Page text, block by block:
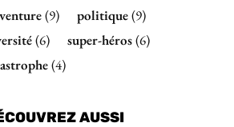
(9) politique(9)
(6) super-héros(6)
(4)
AUSSI